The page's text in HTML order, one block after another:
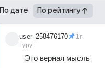
По дате По рейтингу
user_258476170
Гуру
1г
Это верная мысль